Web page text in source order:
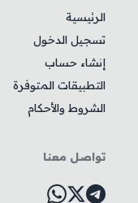
الرئيسية
تسجيل الدخول
إنشاء حساب
التطبيقات المتوفرة
الشروط والأحكام
تواصل معنا